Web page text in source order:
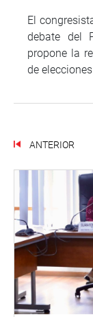
El
debate del
propone la
de
ANTERIOR